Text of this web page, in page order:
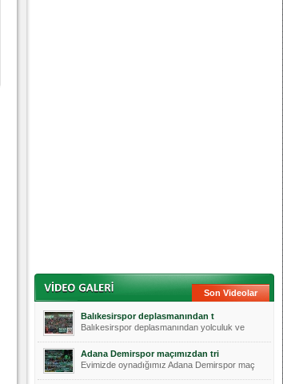
Son Videolar
Balıkesirspor deplasmanından t
Balıkesirspor deplasmanından yolculuk ve
Adana Demirspor maçımızdan tri
Evimizde oynadığımız Adana Demirspor maç